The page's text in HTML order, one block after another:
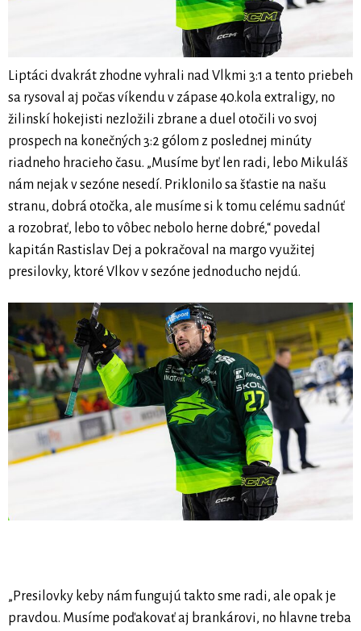
Liptáci dvakrát zhodne vyhrali nad Vlkmi 3:1 a tento priebeh
sa rysoval aj počas víkendu v zápase 40.kola extraligy, no
žilinskí hokejisti nezložili zbrane a duel otočili vo svoj
prospech na konečných 3:2 gólom z poslednej minúty
riadneho hracieho času. „Musíme byť len radi, lebo Mikuláš
nám nejak v sezóne nesedí. Priklonilo sa šťastie na našu
stranu, dobrá otočka, ale musíme si k tomu celému sadnúť
a rozobrať, lebo to vôbec nebolo herne dobré,“ povedal
kapitán Rastislav Dej a pokračoval na margo využitej
presilovky, ktoré Vlkov v sezóne jednoducho nejdú.
„Presilovky keby nám fungujú takto sme radi, ale opak je
pravdou. Musíme poďakovať aj brankárovi, no hlavne treba